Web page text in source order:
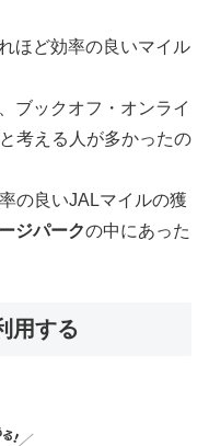
ほど効率の良いマイル
ブックオフ・オンライ
考える人が多かったの
の良いJALマイルの獲
ジパークの中にあった
用する